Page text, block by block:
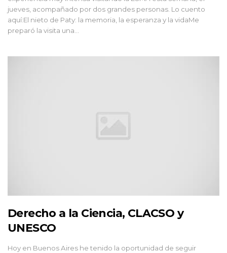
jueves, acompañado por dos grandes personas. Lo cuento
aquí:El nieto de Paty: la memoria, la esperanza y la vidaMe
preparó la visita una...
Derecho a la Ciencia, CLACSO y
UNESCO
Hoy en Buenos Aires he tenido la oportunidad de seguir